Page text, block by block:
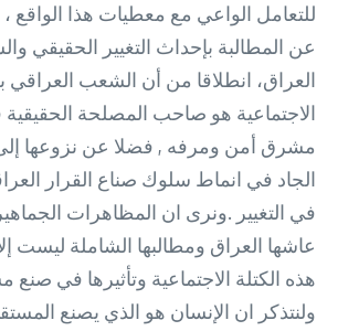
للتعامل الواعي مع معطيات هذا الواقع ،
عن المطالبة بإحداث التغيير الحقيقي
العراق، انطلاقا من أن الشعب العراقي
الاجتماعية هو صاحب المصلحة
مشرق أمن ومرفه , فضلا عن نزوعها إلى
الجاد في انماط سلوك صناع القرار
في التغيير .ونرى ان المظاهرات
عاشها العراق ومطالبها الشاملة ليست
هذه الكتلة الاجتماعية وتأثيرها في صنع
ولنتذكر ان الإنسان هو الذي يصنع